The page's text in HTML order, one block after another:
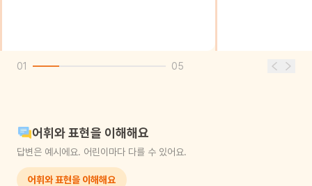
01 05
어휘와 표현을 이해해요
답변은 예시에요. 어린이마다 다를 수 있어요.
어휘와 표현을 이해해요